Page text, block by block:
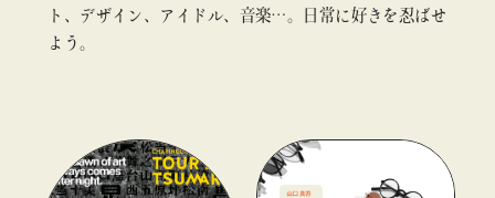
#抽選販売
ト、デザイン、アイドル、音楽…。日常に好きを忍ばせ
よう。